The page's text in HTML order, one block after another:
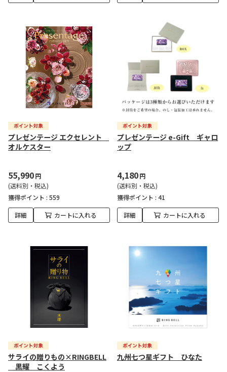
プレゼンテージ エクセレント
オルケスター
55,990円
(送料別・税込)
獲得ポイント : 559
詳細 カートに入れる
プレゼンテージ e-Gift ギャロ
ップ
4,180円
(送料別・税込)
獲得ポイント : 41
詳細 カートに入れる
サライの贈りもの×RINGBELL
黒耀 こくよう
九州七つ星ギフト ひなた